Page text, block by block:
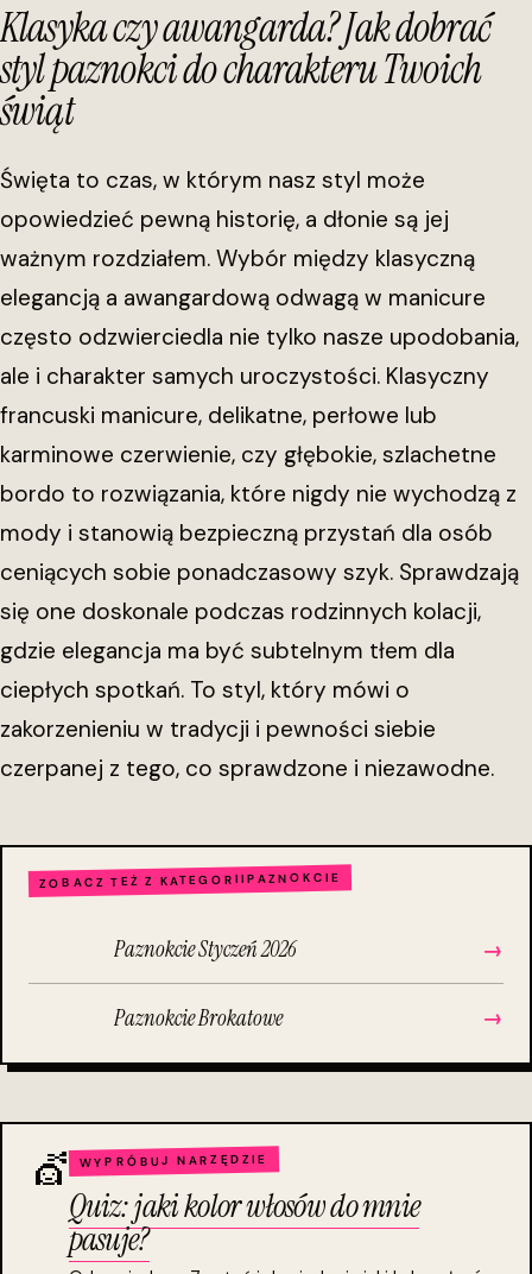
Klasyka czy awangarda? Jak dobrać
styl paznokci do charakteru Twoich
świąt
Święta to czas, w którym nasz styl może
opowiedzieć pewną historię, a dłonie są jej
ważnym rozdziałem. Wybór między klasyczną
elegancją a awangardową odwagą w manicure
często odzwierciedla nie tylko nasze upodobania,
ale i charakter samych uroczystości. Klasyczny
francuski manicure, delikatne, perłowe lub
karminowe czerwienie, czy głębokie, szlachetne
bordo to rozwiązania, które nigdy nie wychodzą z
mody i stanowią bezpieczną przystań dla osób
ceniących sobie ponadczasowy szyk. Sprawdzają
się one doskonale podczas rodzinnych kolacji,
gdzie elegancja ma być subtelnym tłem dla
ciepłych spotkań. To styl, który mówi o
zakorzenieniu w tradycji i pewności siebie
czerpanej z tego, co sprawdzone i niezawodne.
ZOBACZ TEŻ Z KATEGORIIPAZNOKCIE
Paznokcie Styczeń 2026 →
Paznokcie Brokatowe →
💇 WYPRÓBUJ NARZĘDZIE
Quiz: jaki kolor włosów do mnie
pasuje?